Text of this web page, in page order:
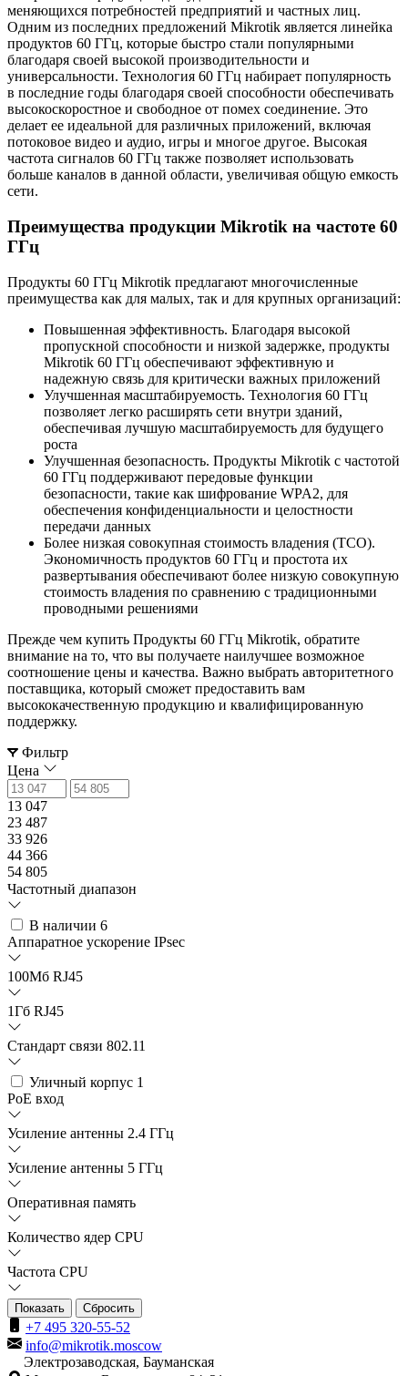
меняющихся потребностей предприятий и частных лиц.
Одним из последних предложений Mikrotik является линейка
продуктов 60 ГГц, которые быстро стали популярными
благодаря своей высокой производительности и
универсальности. Технология 60 ГГц набирает популярность
в последние годы благодаря своей способности обеспечивать
высокоскоростное и свободное от помех соединение. Это
делает ее идеальной для различных приложений, включая
потоковое видео и аудио, игры и многое другое. Высокая
частота сигналов 60 ГГц также позволяет использовать
больше каналов в данной области, увеличивая общую емкость
сети.
Преимущества продукции Mikrotik на частоте 60
ГГц
Продукты 60 ГГц Mikrotik предлагают многочисленные
преимущества как для малых, так и для крупных организаций:
Повышенная эффективность. Благодаря высокой
пропускной способности и низкой задержке, продукты
Mikrotik 60 ГГц обеспечивают эффективную и
надежную связь для критически важных приложений
Улучшенная масштабируемость. Технология 60 ГГц
позволяет легко расширять сети внутри зданий,
обеспечивая лучшую масштабируемость для будущего
роста
Улучшенная безопасность. Продукты Mikrotik с частотой
60 ГГц поддерживают передовые функции
безопасности, такие как шифрование WPA2, для
обеспечения конфиденциальности и целостности
передачи данных
Более низкая совокупная стоимость владения (TCO).
Экономичность продуктов 60 ГГц и простота их
развертывания обеспечивают более низкую совокупную
стоимость владения по сравнению с традиционными
проводными решениями
Прежде чем купить Продукты 60 ГГц Mikrotik, обратите
внимание на то, что вы получаете наилучшее возможное
соотношение цены и качества. Важно выбрать авторитетного
поставщика, который сможет предоставить вам
высококачественную продукцию и квалифицированную
поддержку.
Фильтр
Цена
13 047
23 487
33 926
44 366
54 805
Частотный диапазон
В наличии 6
Аппаратное ускорение IPsec
100Мб RJ45
1Гб RJ45
Стандарт связи 802.11
Уличный корпус 1
PoE вход
Усиление антенны 2.4 ГГц
Усиление антенны 5 ГГц
Оперативная память
Количество ядер CPU
Частота CPU
Сбросить
+7 495 320-55-52
info@mikrotik.moscow
Электрозаводская, Бауманская